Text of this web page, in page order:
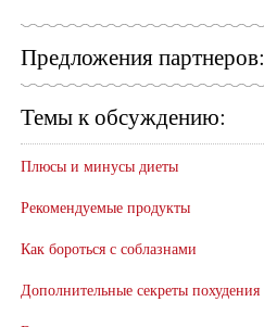
Предложения партнеров:
Темы к обсуждению:
Плюсы и минусы диеты
Рекомендуемые продукты
Как бороться с соблазнами
Дополнительные секреты похудения